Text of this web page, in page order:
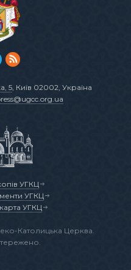
5, Київ 02002, Україна
УГКЦ
УГКЦ
УГКЦ
Католицька Церква.